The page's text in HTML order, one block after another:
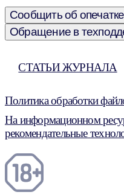
Сообщить об опечатке
Обращение в
СТАТЬИ ЖУРНАЛА
Политика обработки
На информационном
рекомендательные